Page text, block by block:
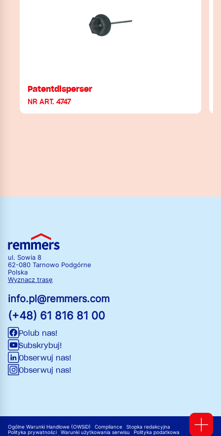
Patentdisperser
NR ART. 4747
ul. Sowia 8
62-080 Tarnowo Podgórne
Polska
Wyznacz trasę
info.pl@remmers.com
(+48) 61 816 81 00
Polub nas!
Subskrybuj!
Obserwuj nas!
Obserwuj nas!
Ogólne Warunki Handlowe (OWSiD) Compliance
Stopka redakcyjna
Polityka prywatności
Warunki użytkowania serwisu
Polityka podatkowa